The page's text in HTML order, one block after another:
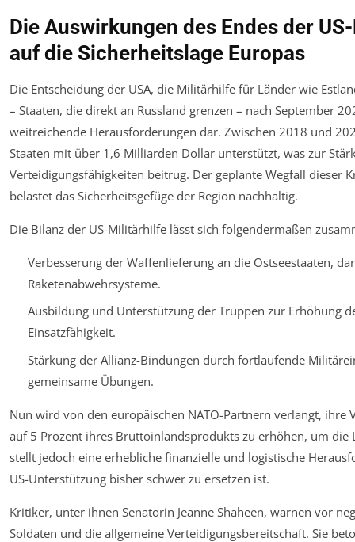
Die Auswirkungen des Endes der
auf die Sicherheitslage Europas
Die Entscheidung der USA, die Militärhilfe für Länder wie
– Staaten, die direkt an Russland grenzen – nach September
weitreichende Herausforderungen dar. Zwischen 2018 und
Staaten mit über 1,6 Milliarden Dollar unterstützt, was zur
Verteidigungsfähigkeiten beitrug. Der geplante Wegfall dieser
belastet das Sicherheitsgefüge der Region nachhaltig.
Die Bilanz der US-Militärhilfe lässt sich folgendermaßen
Verbesserung der Waffenlieferung an die Ostseestaaten,
Raketenabwehrsysteme.
Ausbildung und Unterstützung der Truppen zur Erhöhung
Einsatzfähigkeit.
Stärkung der Allianz-Bindungen durch fortlaufende
gemeinsame Übungen.
Nun wird von den europäischen NATO-Partnern verlangt, ihre
auf 5 Prozent ihres Bruttoinlandsprodukts zu erhöhen, um die
stellt jedoch eine erhebliche finanzielle und logistische
US-Unterstützung bisher schwer zu ersetzen ist.
Kritiker, unter ihnen Senatorin Jeanne Shaheen, warnen vor
Soldaten und die allgemeine Verteidigungsbereitschaft. Sie